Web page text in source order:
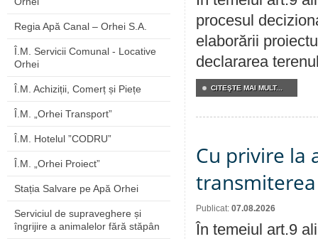
Regia Apă Canal – Orhei S.A.
Î.M. Servicii Comunal - Locative
Orhei
Î.M. Achiziții, Comerț și Piețe
Î.M. „Orhei Transport”
Î.M. Hotelul ”CODRU”
Î.M. „Orhei Proiect”
Stația Salvare pe Apă Orhei
Serviciul de supraveghere și
îngrijire a animalelor fără stăpân
procesul
elaborării
declararea
CITEŞTE MAI MULT...
Cu privire la
Publicat: 07.08.2026
În temeiul art.9